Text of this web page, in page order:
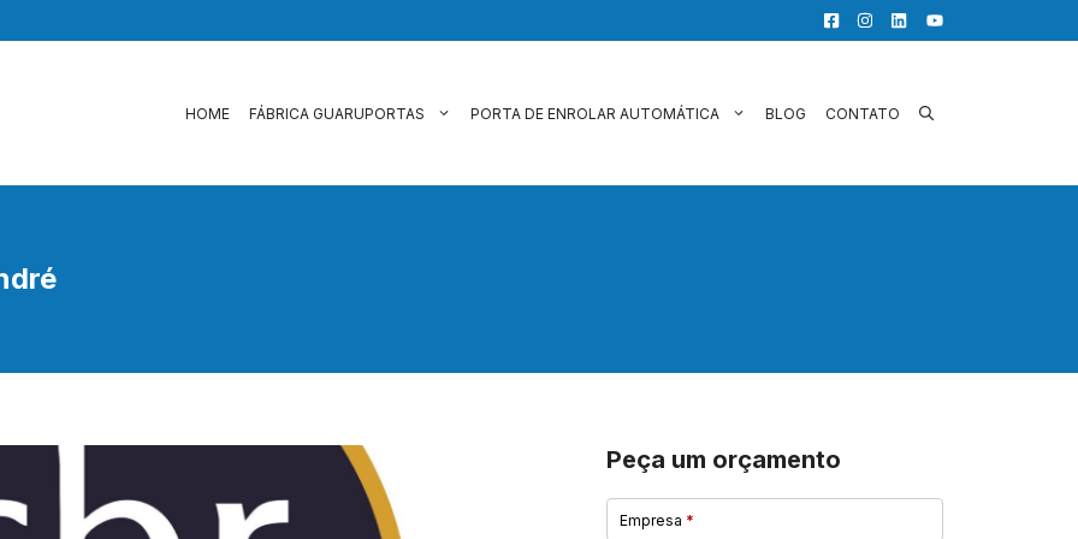
HOME FÁBRICA GUARUPORTAS PORTA DE ENROLAR AUTOMÁTICA BLOG CONTATO
Peça um orçamento
Empresa *